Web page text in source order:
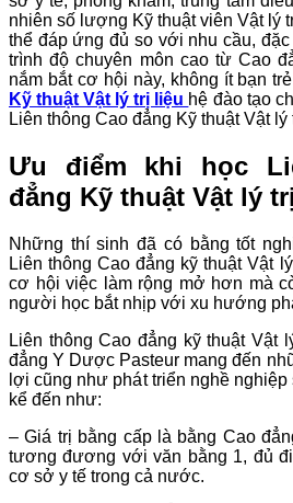
nhiên số lượng Kỹ thuật viên Vật lý
thể đáp ứng đủ so với nhu cầu,
trình độ chuyên môn cao từ Cao
nắm bắt cơ hội này, không ít bạn
Kỹ thuật Vật lý trị liệu hệ đào tạo
Liên thông Cao đẳng Kỹ thuật Vật
Ưu điểm khi học
đẳng Kỹ thuật Vật lý
Những thí sinh đã có bằng tốt
Liên thông Cao đẳng kỹ thuật Vật
cơ hội việc làm rộng mở hơn mà
người học bắt nhịp với xu hướng
Liên thông Cao đẳng kỹ thuật Vật
đẳng Y Dược Pasteur mang đến
lợi cũng như phát triển nghề
kể đến như:
– Giá trị bằng cấp là bằng Cao
tương đương với văn bằng 1, đủ
cơ sở y tế trong cả nước.